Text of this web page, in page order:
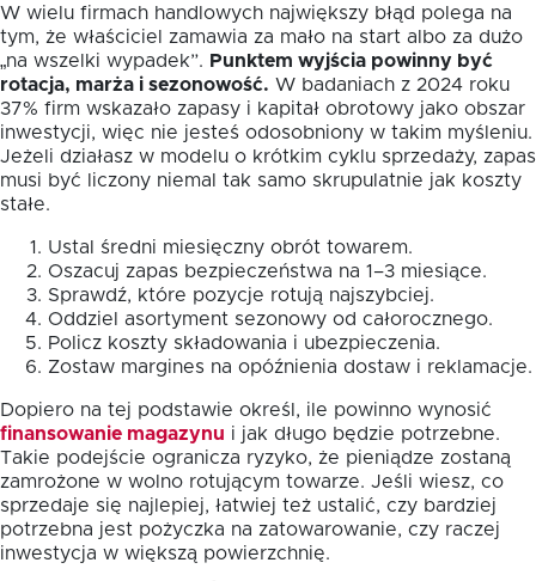
W wielu firmach handlowych największy błąd polega na
tym, że właściciel zamawia za mało na start albo za dużo
„na wszelki wypadek”. Punktem wyjścia powinny być
rotacja, marża i sezonowość. W badaniach z 2024 roku
37% firm wskazało zapasy i kapitał obrotowy jako obszar
inwestycji, więc nie jesteś odosobniony w takim myśleniu.
Jeżeli działasz w modelu o krótkim cyklu sprzedaży, zapas
musi być liczony niemal tak samo skrupulatnie jak koszty
stałe.
Ustal średni miesięczny obrót towarem.
Oszacuj zapas bezpieczeństwa na 1–3 miesiące.
Sprawdź, które pozycje rotują najszybciej.
Oddziel asortyment sezonowy od całorocznego.
Policz koszty składowania i ubezpieczenia.
Zostaw margines na opóźnienia dostaw i reklamacje.
Dopiero na tej podstawie określ, ile powinno wynosić
finansowanie magazynu i jak długo będzie potrzebne.
Takie podejście ogranicza ryzyko, że pieniądze zostaną
zamrożone w wolno rotującym towarze. Jeśli wiesz, co
sprzedaje się najlepiej, łatwiej też ustalić, czy bardziej
potrzebna jest pożyczka na zatowarowanie, czy raczej
inwestycja w większą powierzchnię.